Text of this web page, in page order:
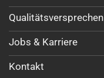
Qualitätsversprechen
Jobs & Karriere
Kontakt